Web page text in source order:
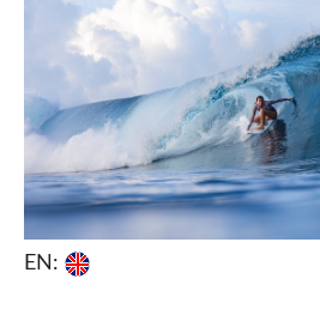
EN: